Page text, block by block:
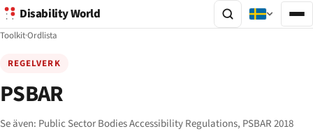
Disability World
Toolkit·Ordlista
REGELVERK
PSBAR
Se även: Public Sector Bodies Accessibility Regulations, PSBAR 2018